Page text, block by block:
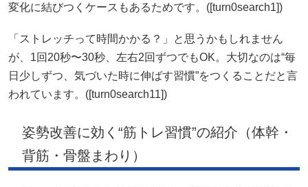
変化に結びつくケースもあるためです。([turn0search1])
「ストレッチって時間かかる？」と思うかもしれません
が、1回20秒〜30秒、左右2回ずつでもOK。大切なのは“毎
日少しずつ、気づいた時に伸ばす習慣”をつくることだと言
われています。([turn0search11])
姿勢改善に効く“筋トレ習慣”の紹介（体幹・
背筋・骨盤まわり）